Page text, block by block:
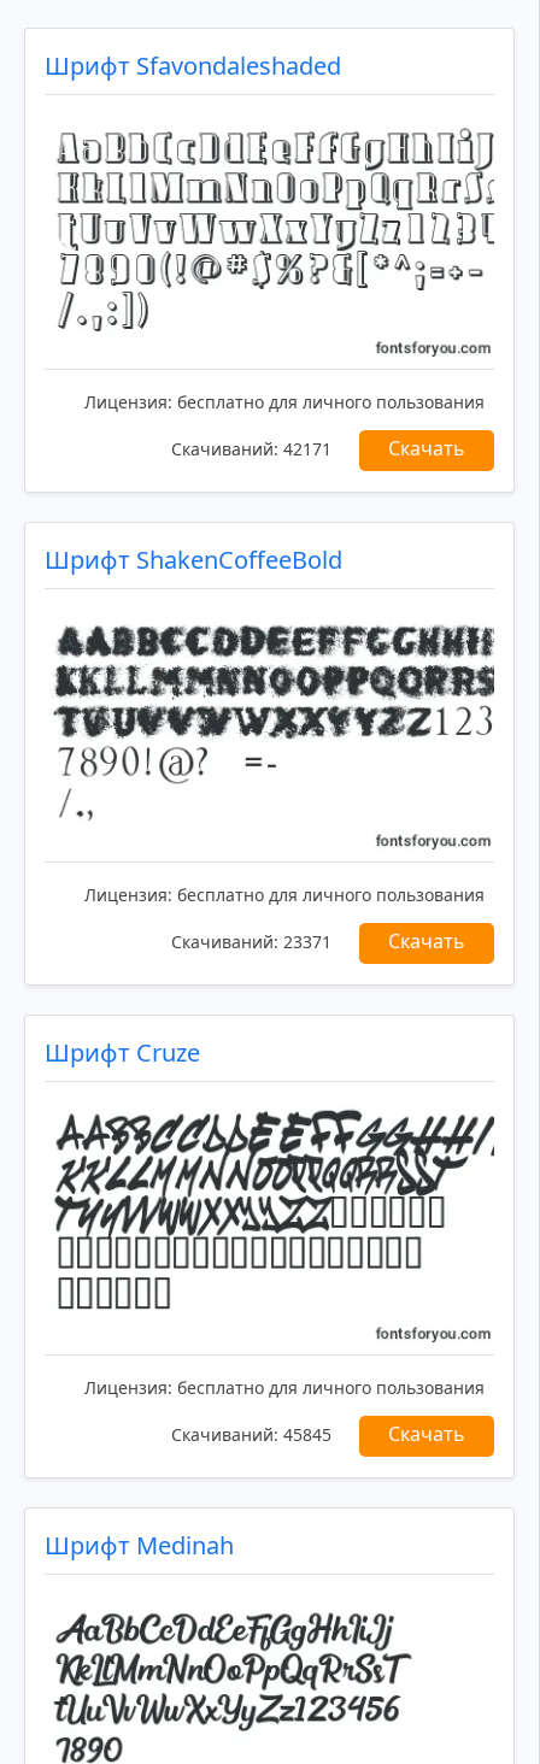
Шрифт Sfavondaleshaded
Лицензия: бесплатно для личного пользования
Скачиваний: 42171 Скачать
Шрифт ShakenCoffeeBold
Лицензия: бесплатно для личного пользования
Скачиваний: 23371 Скачать
Шрифт Cruze
Лицензия: бесплатно для личного пользования
Скачиваний: 45845 Скачать
Шрифт Medinah